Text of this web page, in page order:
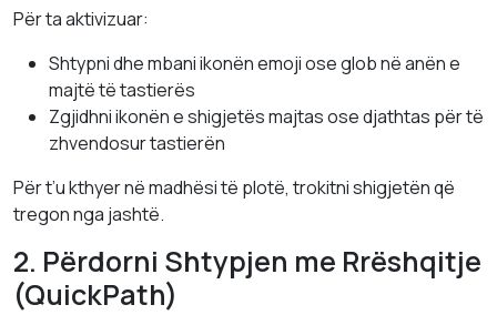
Për ta aktivizuar:
Shtypni dhe mbani ikonën emoji ose glob në anën e
majtë të tastierës
Zgjidhni ikonën e shigjetës majtas ose djathtas për të
zhvendosur tastierën
Për t’u kthyer në madhësi të plotë, trokitni shigjetën që
tregon nga jashtë.
2. Përdorni Shtypjen me Rrëshqitje
(QuickPath)